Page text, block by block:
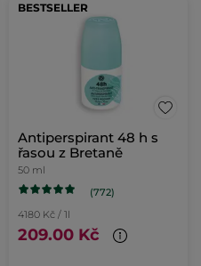
BESTSELLER
Antiperspirant 48 h s
řasou z Bretaně
50 ml
(772)
4180 Kč / 1l
209.00 Kč